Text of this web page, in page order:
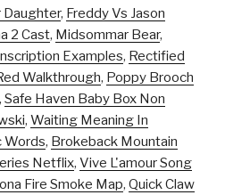
Daughter, Freddy Vs Jason
2 Cast, Midsommar Bear,
Examples, Rectified
Walkthrough, Poppy Brooch
, Safe Haven Baby Box Non
, Waiting Meaning In
Words, Brokeback Mountain
Netflix, Vive L'amour Song
Fire Smoke Map, Quick Claw